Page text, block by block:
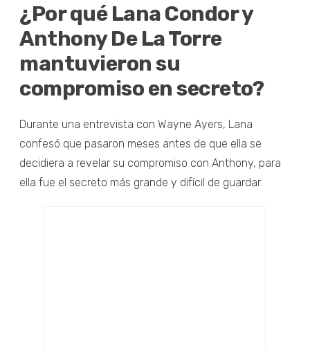
¿Por qué Lana Condor y
Anthony De La Torre
mantuvieron su
compromiso en secreto?
Durante una entrevista con Wayne Ayers, Lana
confesó que pasaron meses antes de que ella se
decidiera a revelar su compromiso con Anthony, para
ella fue el secreto más grande y difícil de guardar.